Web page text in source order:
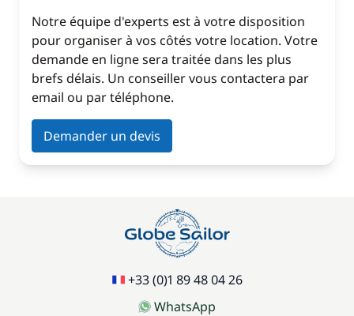
Notre équipe d'experts est à votre disposition
pour organiser à vos côtés votre location. Votre
demande en ligne sera traitée dans les plus
brefs délais. Un conseiller vous contactera par
email ou par téléphone.
Demander un devis
+33 (0)1 89 48 04 26
WhatsApp